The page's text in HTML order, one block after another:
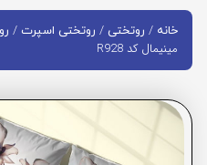
خانه / روتختی / روتختی اسپرت /
مینیمال کد R928